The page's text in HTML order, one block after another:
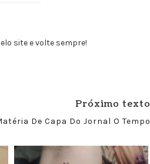
site e volte sempre!
Próximo texto
De Capa Do Jornal O Tempo